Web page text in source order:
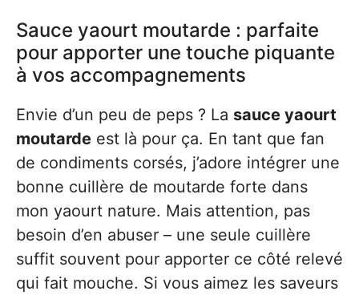
Sauce yaourt moutarde : parfaite
pour apporter une touche piquante
à vos accompagnements
Envie d’un peu de peps ? La sauce yaourt
moutarde est là pour ça. En tant que fan
de condiments corsés, j’adore intégrer une
bonne cuillère de moutarde forte dans
mon yaourt nature. Mais attention, pas
besoin d’en abuser – une seule cuillère
suffit souvent pour apporter ce côté relevé
qui fait mouche. Si vous aimez les saveurs